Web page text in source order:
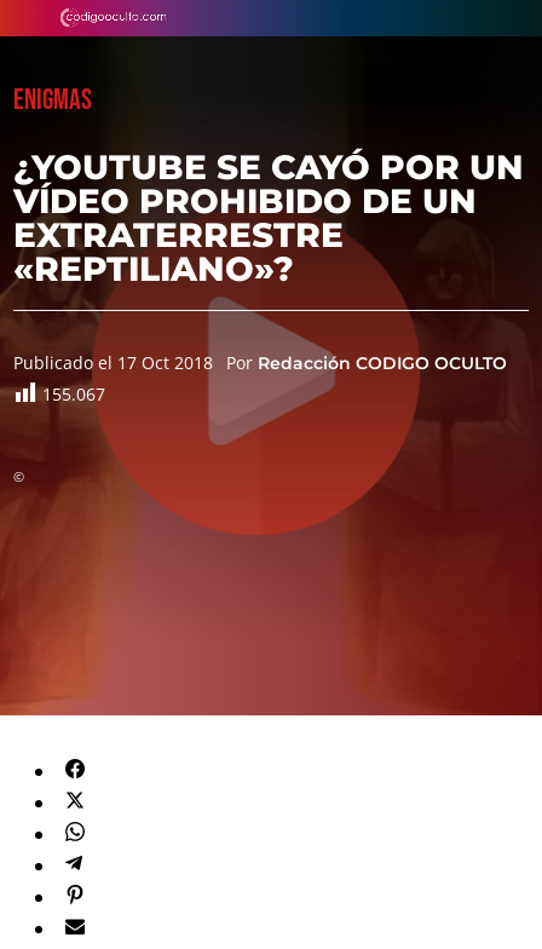
ENIGMAS
¿YOUTUBE SE CAYÓ POR UN
VÍDEO PROHIBIDO DE UN
EXTRATERRESTRE
«REPTILIANO»?
Publicado el 17 Oct 2018 Por Redacción CODIGO OCULTO
155.067
©